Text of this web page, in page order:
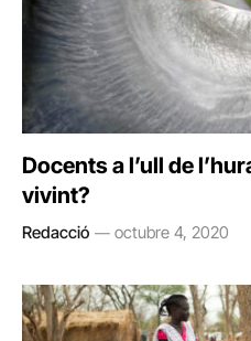
Docents a l’ull de
vivint?
Redacció octubre 4, 2020